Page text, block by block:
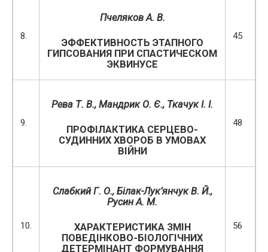
8.
Пчеляков А. В.
ЭФФЕКТИВНОСТЬ ЭТАПНОГО
ГИПСОВАНИЯ ПРИ СПАСТИЧЕСКОМ
ЭКВИНУСЕ
45
9.
Рева Т. В., Мандрик О. Є., Ткачук І. І.
ПРОФІЛАКТИКА СЕРЦЕВО-
СУДИННИХ ХВОРОБ В УМОВАХ
ВІЙНИ
48
10.
Слабкий Г. О., Білак-Лук’янчук В. Й.,
Русин А. М.
ХАРАКТЕРИСТИКА ЗМІН
ПОВЕДІНКОВО-БІОЛОГІЧНИХ
ДЕТЕРМІНАНТ ФОРМУВАННЯ
56